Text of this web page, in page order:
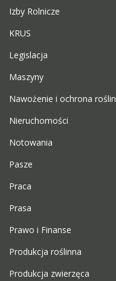
Izby Rolnicze
KRUS
Legislacja
Maszyny
Nawożenie i ochrona roślin
Nieruchomości
Notowania
Pasze
Praca
Prasa
Prawo i Finanse
Produkcja roślinna
Produkcja zwierzęca